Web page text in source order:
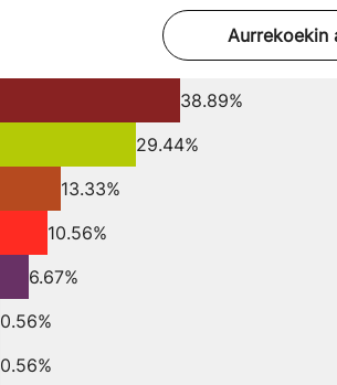
Aurrekoekin
38.89%
29.44%
13.33%
10.56%
6.67%
0.56%
0.56%